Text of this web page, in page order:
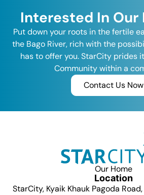
Interested In Our
Put down your roots in the fertile
the Bago River, rich with the
has to offer you. StarCity prides
Community within a
Contact Us Now
Our Home
Location
StarCity, Kyaik Khauk Pagoda